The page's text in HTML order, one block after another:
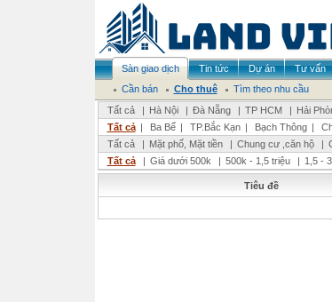
Sàn giao dịch Tin tức Dự án Tư vấn
Cần bán
Cho thuê
Tìm theo nhu cầu
Tất cả
| Hà Nội | Đà Nẵng | TP HCM | Hải
Tất cả | Ba Bể | TP.Bắc Kạn | Bạch Thông |
Tất cả
| Mặt phố, Mặt tiền | Chung cư ,căn hộ |
Tất cả
| Giá dưới 500k | 500k - 1,5 triệu | 1,5 -
Tiêu đề